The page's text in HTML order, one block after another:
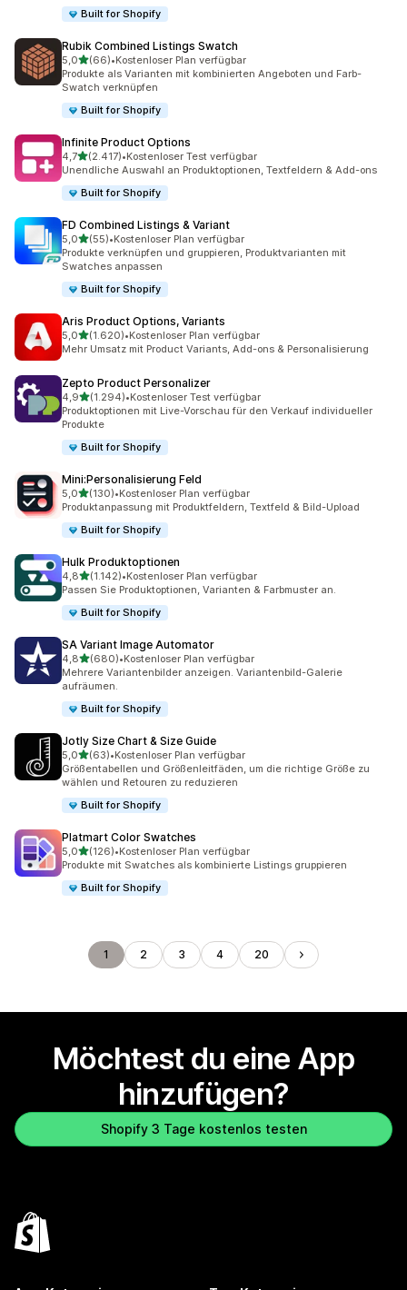
Built for Shopify
Rubik Combined Listings Swatch
5,0von 5 Sternen
(66)
66 Rezensionen insgesamt
•Kostenloser Plan verfügbar
Produkte als Varianten mit kombinierten Angeboten und Farb-
Swatch verknüpfen
Built for Shopify
Infinite Product Options
4,7von 5 Sternen
(2.417)
2417 Rezensionen insgesamt
•Kostenloser Test verfügbar
Unendliche Auswahl an Produktoptionen, Textfeldern & Add-ons
Built for Shopify
FD Combined Listings & Variant
5,0von 5 Sternen
(55)
55 Rezensionen insgesamt
•Kostenloser Plan verfügbar
Produkte verknüpfen und gruppieren, Produktvarianten mit
Swatches anpassen
Built for Shopify
Aris Product Options, Variants
5,0von 5 Sternen
(1.620)
1620 Rezensionen insgesamt
•Kostenloser Plan verfügbar
Mehr Umsatz mit Product Variants, Add-ons & Personalisierung
Zepto Product Personalizer
4,9von 5 Sternen
(1.294)
1294 Rezensionen insgesamt
•Kostenloser Test verfügbar
Produktoptionen mit Live-Vorschau für den Verkauf individueller
Produkte
Built for Shopify
Mini:Personalisierung Feld
5,0von 5 Sternen
(130)
130 Rezensionen insgesamt
•Kostenloser Plan verfügbar
Produktanpassung mit Produktfeldern, Textfeld & Bild-Upload
Built for Shopify
Hulk Produktoptionen
4,8von 5 Sternen
(1.142)
1142 Rezensionen insgesamt
•Kostenloser Plan verfügbar
Passen Sie Produkt­optionen, Varianten & Farbmuster an.
Built for Shopify
SA Variant Image Automator
4,8von 5 Sternen
(680)
680 Rezensionen insgesamt
•Kostenloser Plan verfügbar
Mehrere Variantenbilder anzeigen. Variantenbild-Galerie
aufräumen.
Built for Shopify
Jotly Size Chart & Size Guide
5,0von 5 Sternen
(63)
63 Rezensionen insgesamt
•Kostenloser Plan verfügbar
Größentabellen und Größenleitfäden, um die richtige Größe zu
wählen und Retouren zu reduzieren
Built for Shopify
Platmart Color Swatches
5,0von 5 Sternen
(126)
126 Rezensionen insgesamt
•Kostenloser Plan verfügbar
Produkte mit Swatches als kombinierte Listings gruppieren
Built for Shopify
1 2 3 4 20
Möchtest du eine App
hinzufügen?
Shopify 3 Tage kostenlos testen